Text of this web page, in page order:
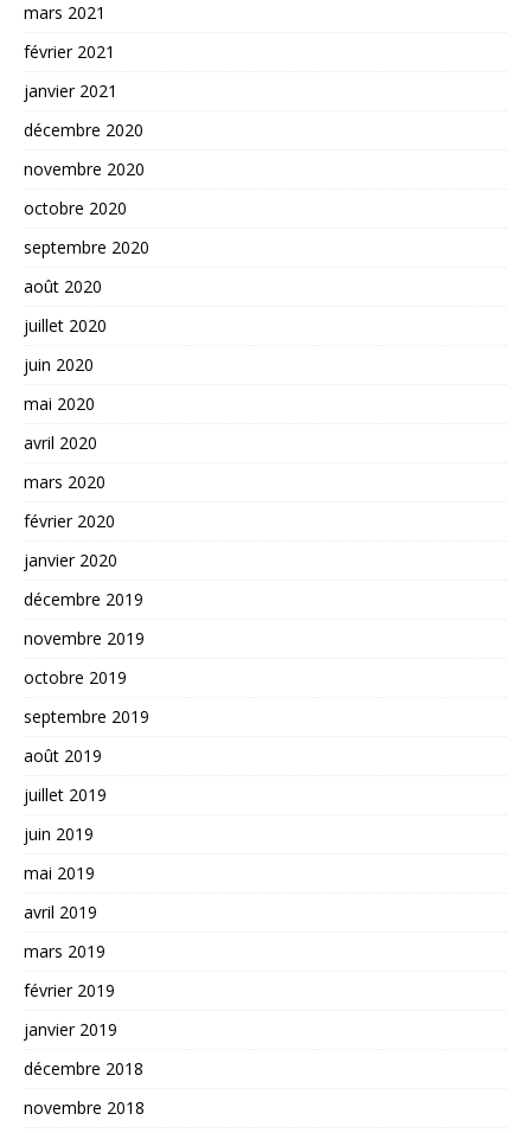
mars 2021
février 2021
janvier 2021
décembre 2020
novembre 2020
octobre 2020
septembre 2020
août 2020
juillet 2020
juin 2020
mai 2020
avril 2020
mars 2020
février 2020
janvier 2020
décembre 2019
novembre 2019
octobre 2019
septembre 2019
août 2019
juillet 2019
juin 2019
mai 2019
avril 2019
mars 2019
février 2019
janvier 2019
décembre 2018
novembre 2018